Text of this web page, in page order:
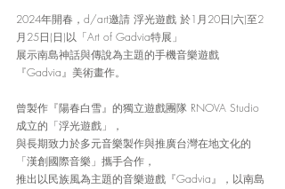
2024年開春，d/art邀請 浮光遊戲 於1月20日(六)至2
月25日(日)以「Art of Gadvia特展」
展示南島神話與傳說為主題的手機音樂遊戲
『Gadvia』美術畫作。
曾製作『陽春白雪』的獨立遊戲團隊 RNOVA Studio
成立的「浮光遊戲」，
與長期致力於多元音樂製作與推廣台灣在地文化的
「漢創國際音樂」攜手合作，
推出以民族風為主題的音樂遊戲『Gadvia』，以南島